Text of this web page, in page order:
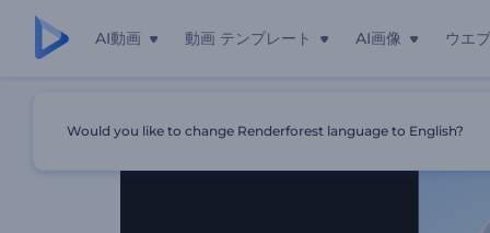
AI動画 動画 テンプレート AI画像 ウエ
Would you like to change Renderforest language to English?